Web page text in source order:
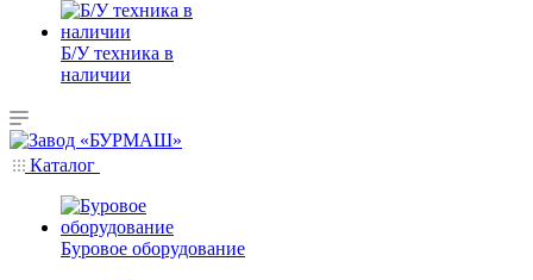
Б/У техника в
наличии
Каталог
Буровое оборудование